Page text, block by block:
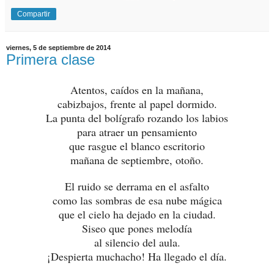
Compartir
viernes, 5 de septiembre de 2014
Primera clase
Atentos, caídos en la mañana,
cabizbajos, frente al papel dormido.
La punta del bolígrafo rozando los labios
para atraer un pensamiento
que rasgue el blanco escritorio
mañana de septiembre, otoño.
El ruido se derrama en el asfalto
como las sombras de esa nube mágica
que el cielo ha dejado en la ciudad.
Siseo que pones melodía
al silencio del aula.
¡Despierta muchacho! Ha llegado el día.